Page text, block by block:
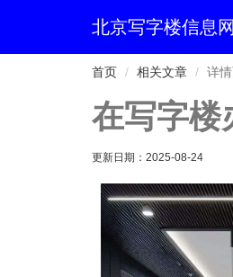
北京写字楼信息网
首页 相关文章 详
在写字楼
更新日期： 2025-08-24